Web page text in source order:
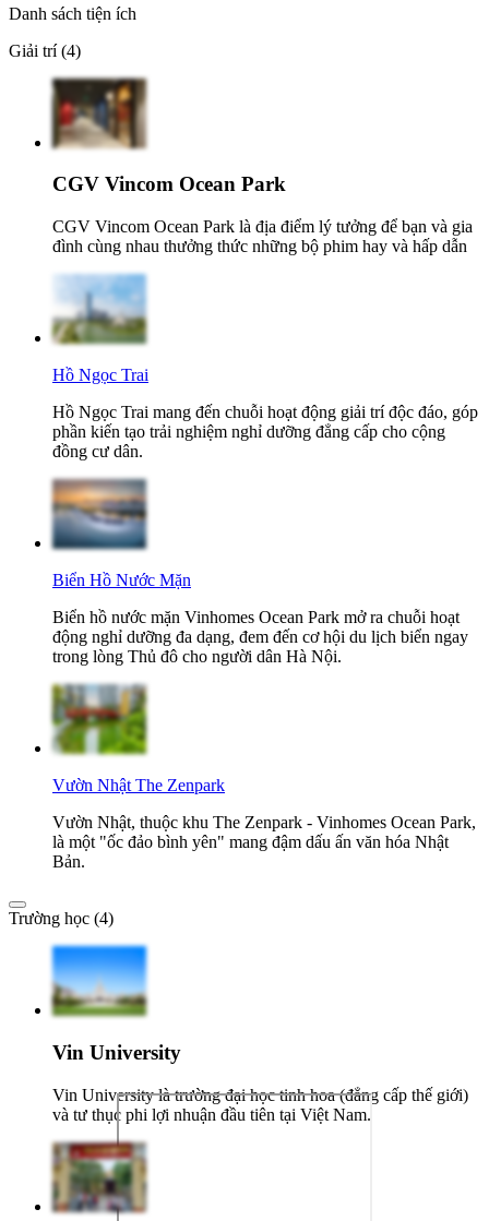
Danh sách tiện ích
Giải trí (4)
CGV Vincom Ocean Park
CGV Vincom Ocean Park là địa điểm lý tưởng để bạn và gia
đình cùng nhau thưởng thức những bộ phim hay và hấp dẫn
Hồ Ngọc Trai
Hồ Ngọc Trai mang đến chuỗi hoạt động giải trí độc đáo, góp
phần kiến tạo trải nghiệm nghỉ dưỡng đẳng cấp cho cộng
đồng cư dân.
Biển Hồ Nước Mặn
Biển hồ nước mặn Vinhomes Ocean Park mở ra chuỗi hoạt
động nghỉ dưỡng đa dạng, đem đến cơ hội du lịch biển ngay
trong lòng Thủ đô cho người dân Hà Nội.
Vườn Nhật The Zenpark
Vườn Nhật, thuộc khu The Zenpark - Vinhomes Ocean Park,
là một "ốc đảo bình yên" mang đậm dấu ấn văn hóa Nhật
Bản.
Trường học (4)
Vin University
Vin University là trường đại học tinh hoa (đẳng cấp thế giới)
và tư thục phi lợi nhuận đầu tiên tại Việt Nam.